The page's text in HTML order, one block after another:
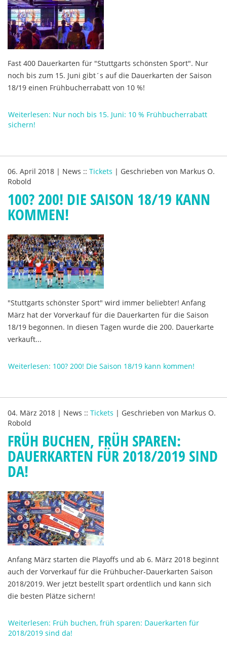
Fast 400 Dauerkarten für "Stuttgarts schönsten Sport". Nur
noch bis zum 15. Juni gibt´s auf die Dauerkarten der Saison
18/19 einen Frühbucherrabatt von 10 %!
Weiterlesen: Nur noch bis 15. Juni: 10 % Frühbucherrabatt
sichern!
06. April 2018 | News :: Tickets | Geschrieben von Markus O.
Robold
100? 200! DIE SAISON 18/19 KANN
KOMMEN!
"Stuttgarts schönster Sport" wird immer beliebter! Anfang
März hat der Vorverkauf für die Dauerkarten für die Saison
18/19 begonnen. In diesen Tagen wurde die 200. Dauerkarte
verkauft...
Weiterlesen: 100? 200! Die Saison 18/19 kann kommen!
04. März 2018 | News :: Tickets | Geschrieben von Markus O.
Robold
FRÜH BUCHEN, FRÜH SPAREN:
DAUERKARTEN FÜR 2018/2019 SIND
DA!
Anfang März starten die Playoffs und ab 6. März 2018 beginnt
auch der Vorverkauf für die Frühbucher-Dauerkarten Saison
2018/2019. Wer jetzt bestellt spart ordentlich und kann sich
die besten Plätze sichern!
Weiterlesen: Früh buchen, früh sparen: Dauerkarten für
2018/2019 sind da!